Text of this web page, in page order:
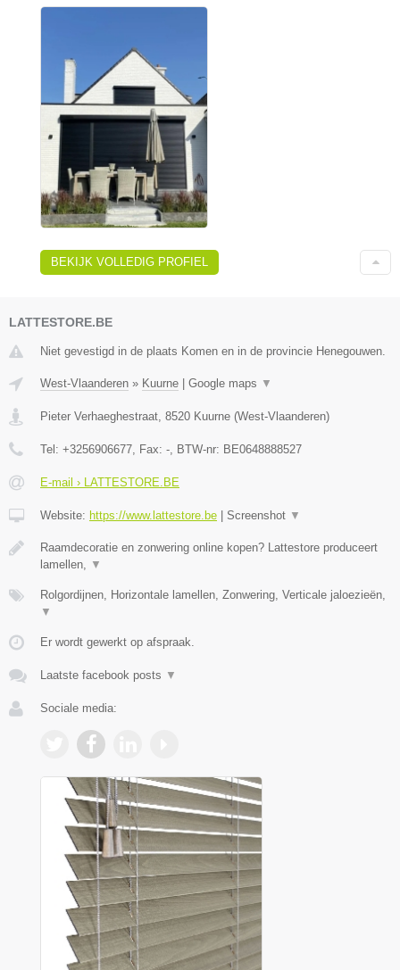
BEKIJK VOLLEDIG PROFIEL
LATTESTORE.BE
Niet gevestigd in de plaats Komen en in de provincie Henegouwen.
West-Vlaanderen » Kuurne Google maps ▼
Pieter Verhaeghestraat, 8520 Kuurne (West-Vlaanderen)
Tel: +3256906677, Fax: -, BTW-nr: BE0648888527
E-mail › LATTESTORE.BE
Website: https://www.lattestore.be Screenshot ▼
Raamdecoratie en zonwering online kopen? Lattestore produceert
lamellen, ▼
Rolgordijnen, Horizontale lamellen, Zonwering, Verticale jaloezieën,
▼
Er wordt gewerkt op afspraak.
Laatste facebook posts ▼
Sociale media: